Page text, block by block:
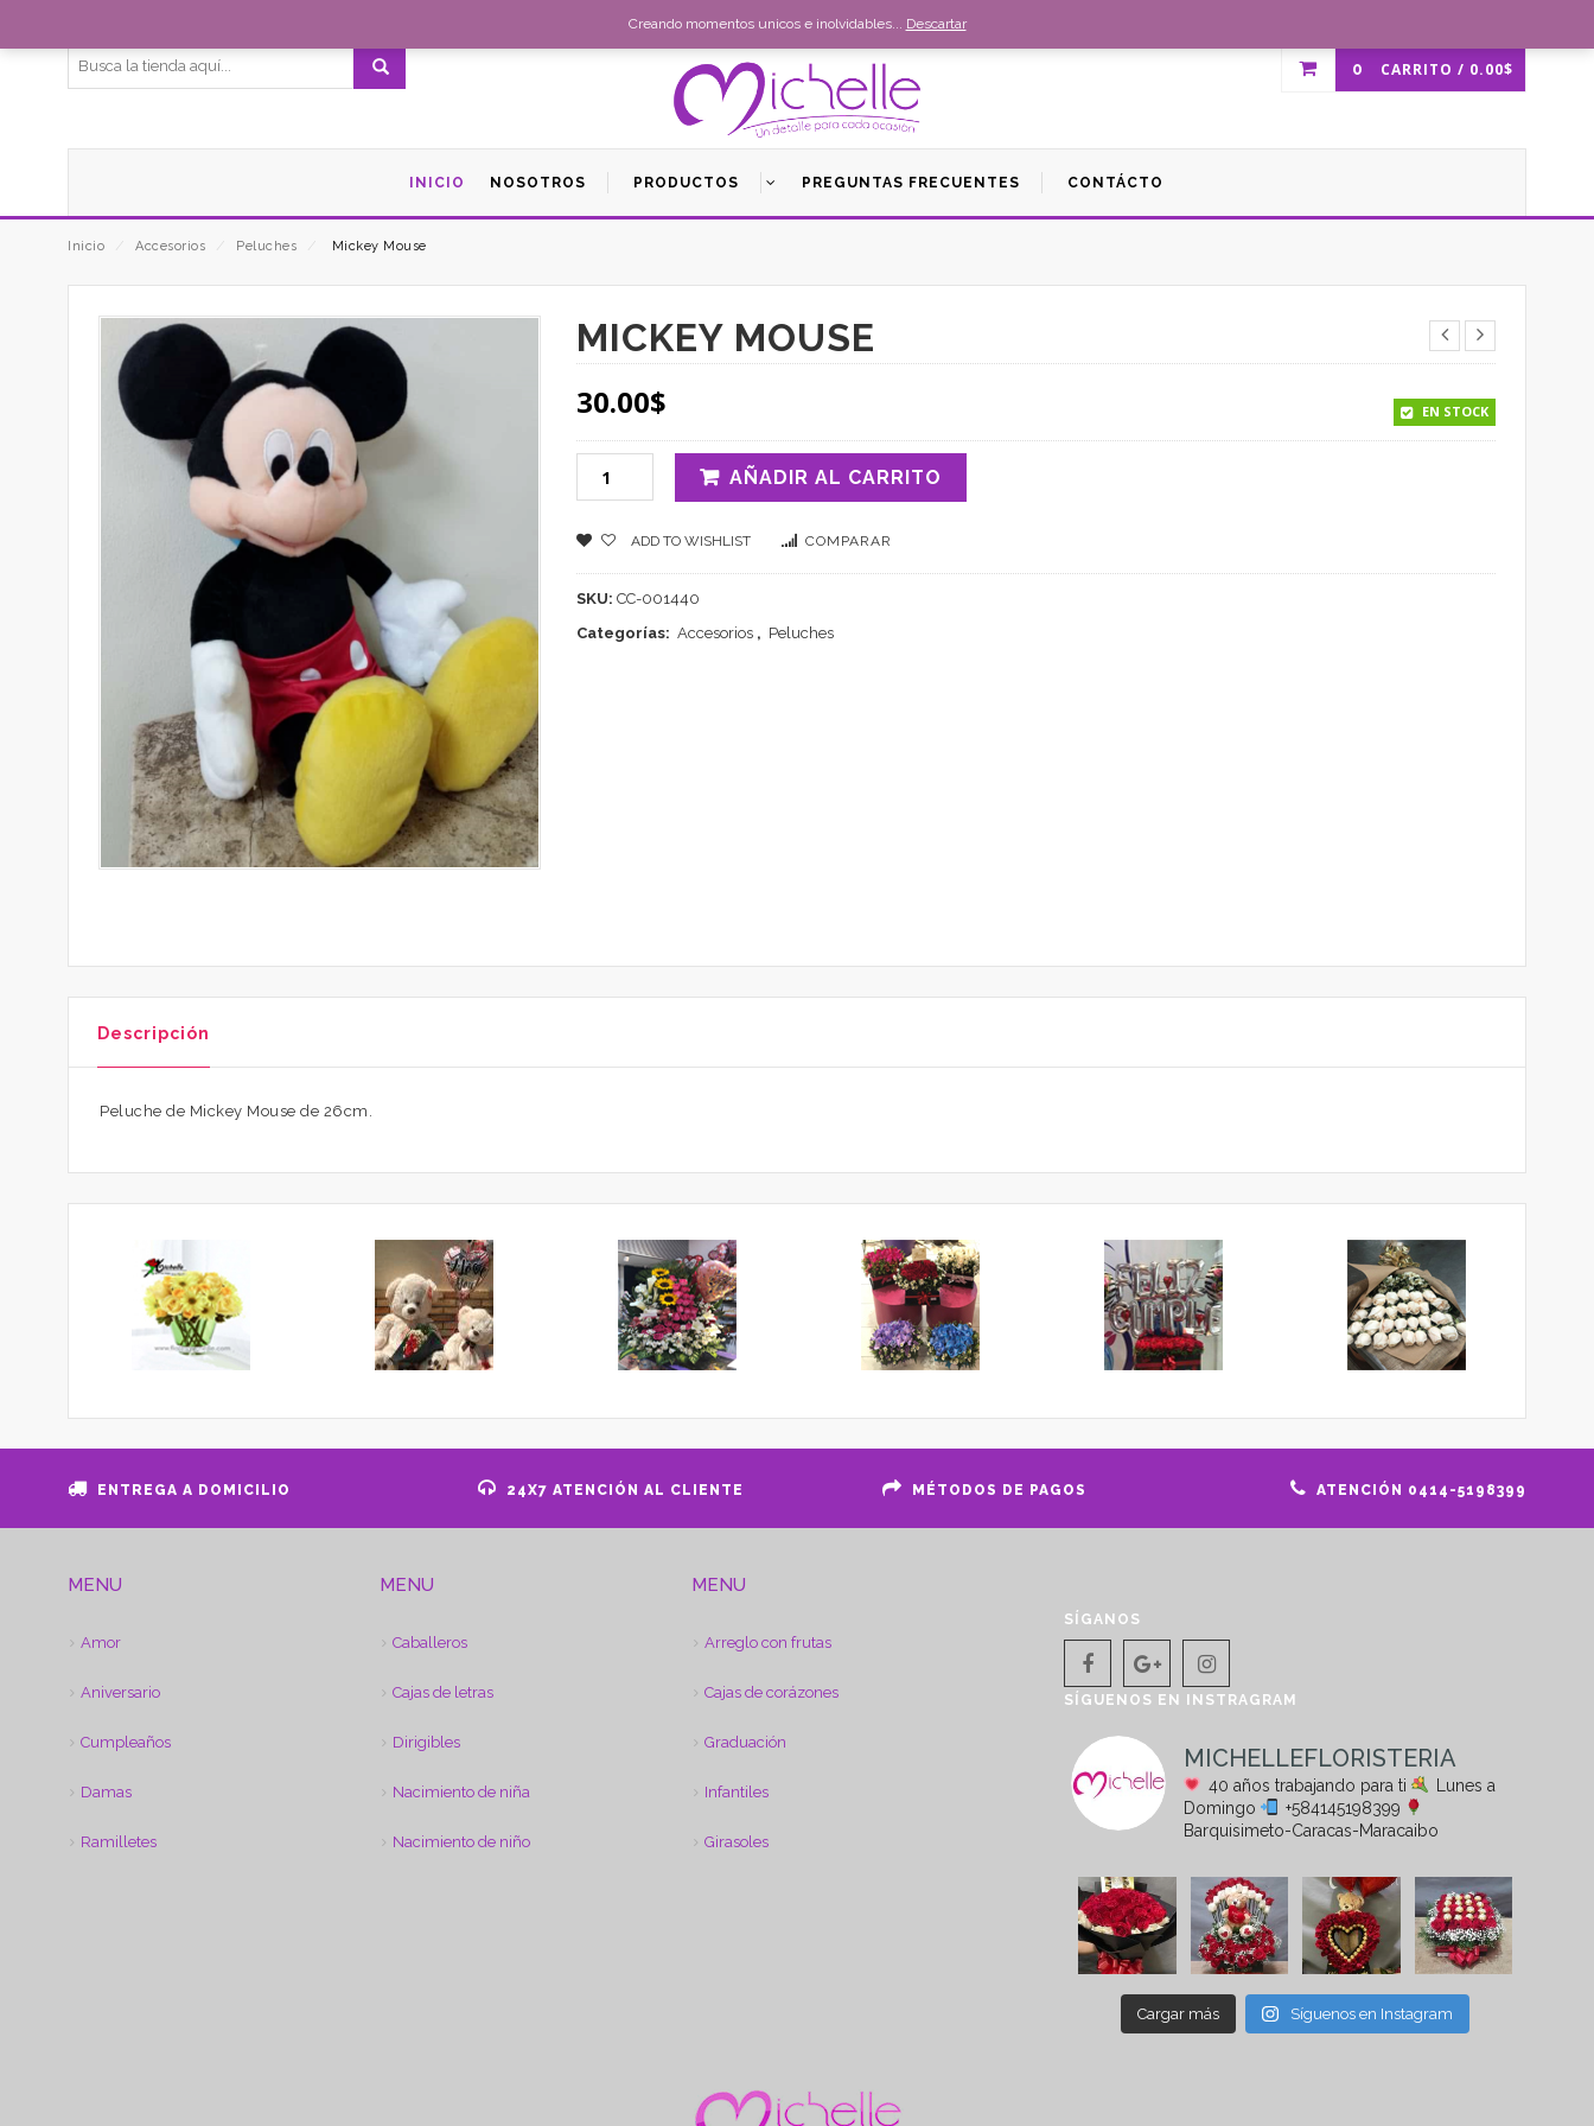
0 CARRITO / 0.00$
INICIO NOSOTROS PRODUCTOS PREGUNTAS FRECUENTES CONTÁCTO
Inicio Accesorios Peluches Mickey Mouse
MICKEY MOUSE
30.00$ EN STOCK
AÑADIR AL CARRITO
ADD TO WISHLIST COMPARAR
SKU: CC-001440
Categorías: Accesorios , Peluches
Descripción
Peluche de Mickey Mouse de 26cm.
ENTREGA A DOMICILIO 24X7 ATENCIÓN AL CLIENTE MÉTODOS DE PAGOS ATENCIÓN 0414-5198399
MENU
Amor
Aniversario
Cumpleaños
Damas
Ramilletes
MENU
Caballeros
Cajas de letras
Dirigibles
Nacimiento de niña
Nacimiento de niño
MENU
Arreglo con frutas
Cajas de corázones
Graduación
Infantiles
Girasoles
SÍGANOS
SÍGUENOS EN INSTRAGRAM
MICHELLEFLORISTERIA
40 años trabajando para ti
Lunes a
Domingo
+584145198399
Barquisimeto-Caracas-Maracaibo
Cargar más Síguenos en Instagram
Creando momentos unicos e inolvidables... Descartar